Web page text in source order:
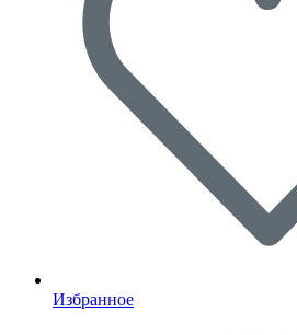
Избранное